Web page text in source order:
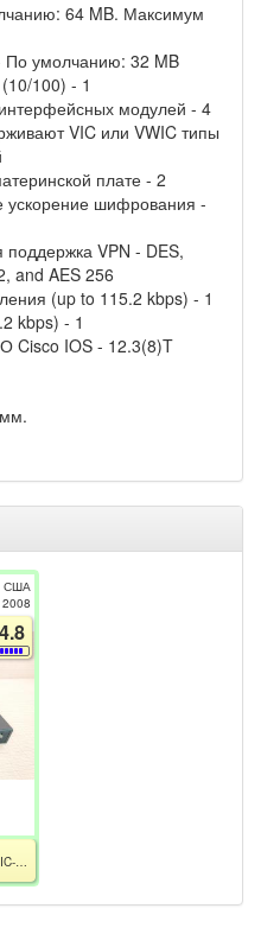
64 MB. Максимум
По умолчанию: 32 MB
100) - 1
модулей - 4
VIC или VWIC типы
плате - 2
ускорение шифрования -
поддержка VPN - DES,
and AES 256
(up to 115.2 kbps) - 1
kbps) - 1
Cisco IOS - 12.3(8)T
США
2008
4.8
1760 / 47-16731-01 / REV A0 / VIC-2FXS / CE / РСТ